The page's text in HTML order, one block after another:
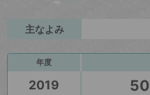
主なよみ
年度
2019